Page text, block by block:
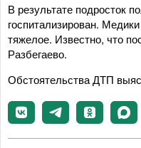
В результате подросток
госпитализирован.
тяжелое. Известно, что
Разбегаево.
Обстоятельства ДТП